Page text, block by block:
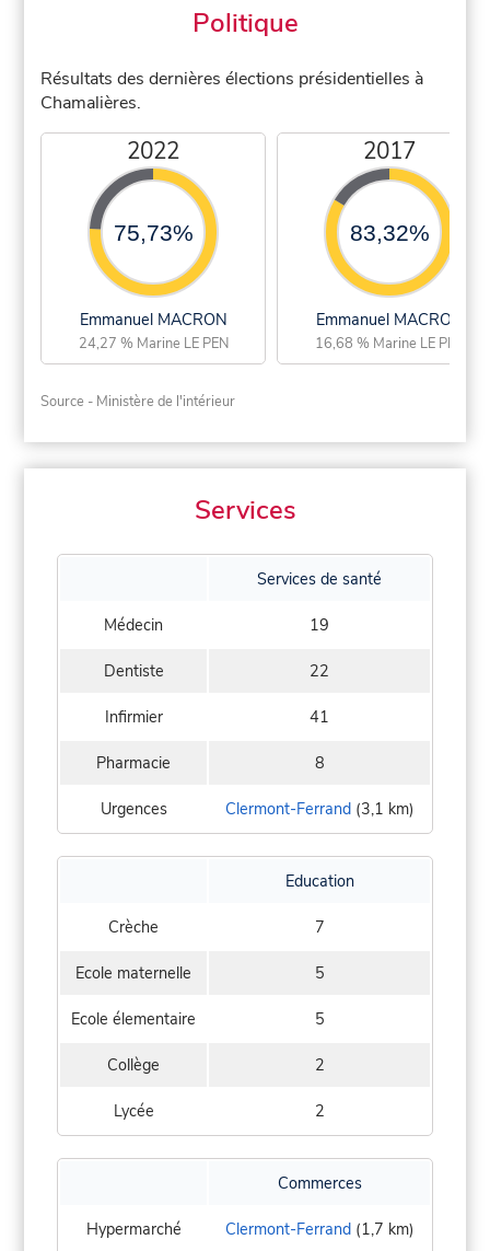
Politique
Résultats des dernières élections présidentielles à
Chamalières.
2022
75,73%
Emmanuel MACRON
24,27 % Marine LE PEN
2017
83,32%
Emmanuel MACRON
16,68 % Marine LE PEN
Source - Ministère de l'intérieur
Services
Services de santé
Médecin 19
Dentiste 22
Infirmier 41
Pharmacie 8
Urgences Clermont-Ferrand(3,1 km)
Education
Crèche 7
Ecole maternelle 5
Ecole élementaire 5
Collège 2
Lycée 2
Commerces
Hypermarché Clermont-Ferrand(1,7 km)